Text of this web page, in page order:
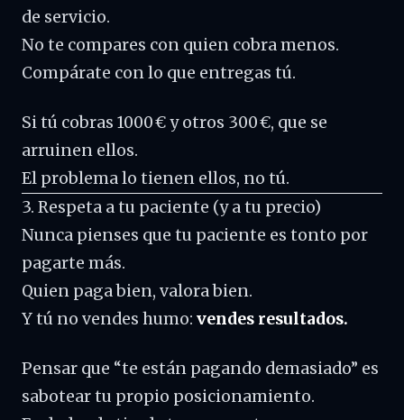
de servicio.
No te compares con quien cobra menos.
Compárate con lo que entregas tú.
Si tú cobras 1000 € y otros 300 €, que se
arruinen ellos.
El problema lo tienen ellos, no tú.
3. Respeta a tu paciente (y a tu precio)
Nunca pienses que tu paciente es tonto por
pagarte más.
Quien paga bien, valora bien.
Y tú no vendes humo: vendes resultados.
Pensar que “te están pagando demasiado” es
sabotear tu propio posicionamiento.